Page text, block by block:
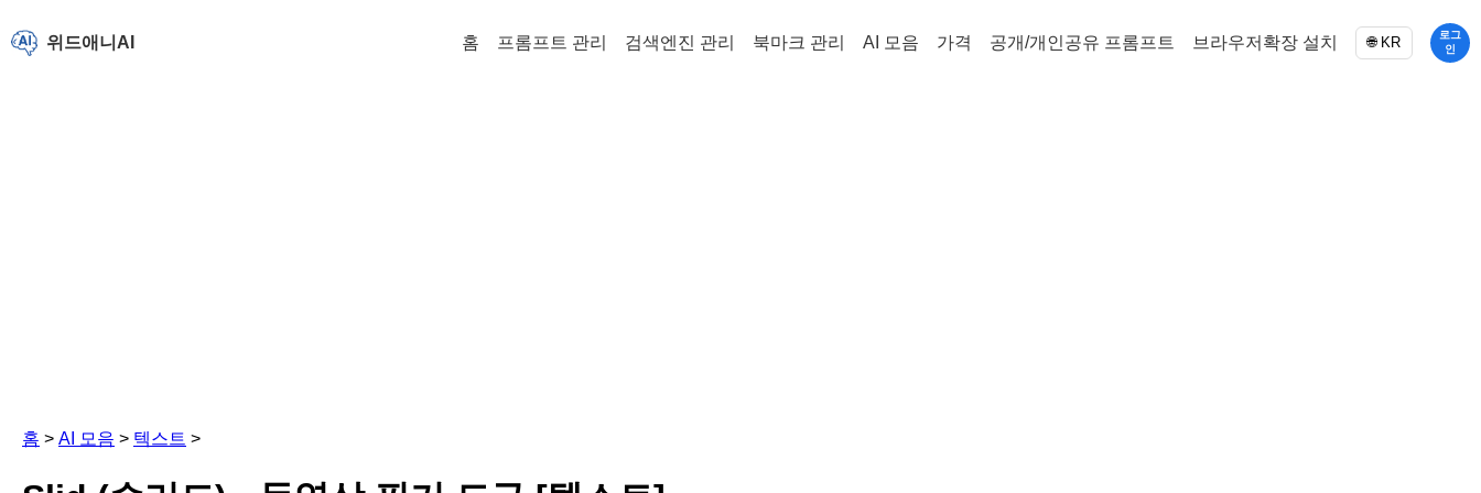
위드애니AI 홈 프롬프트 관리 검색엔진 관리 북마크 관리 AI 모음 가격 공개/개인공유 프롬프트 브라우저확장 설치 🌐 KR
로그
인
홈 > AI 모음 > 텍스트 >